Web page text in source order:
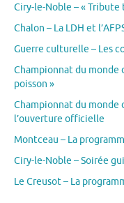
Ciry-le-Noble – «
Chalon – La LDH et
Guerre culturelle – Les
Championnat du monde
poisson »
Championnat du monde
l’ouverture officielle
Montceau – La
Ciry-le-Noble – Soirée
Le Creusot – La